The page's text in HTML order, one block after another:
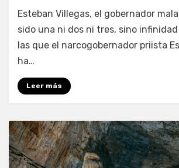
por Fernando Miranda Servín
Esteban Villegas, el gobernador
sido una ni dos ni tres, sino
las que el narcogobernador priista
ha…
Leer más